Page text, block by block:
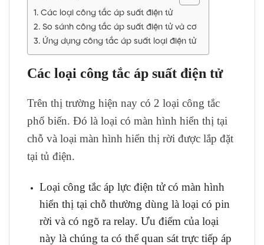
Các loại công tắc áp suất điện tử
So sánh công tắc áp suất điện tử và cơ
Ứng dụng công tắc áp suất loại điện tử
Các loại công tắc áp suất điện tử
Trên thị trường hiện nay có 2 loại công tắc
phổ biến. Đó là loại có màn hình hiển thị tại
chỗ và loại màn hình hiển thị rời được lắp đặt
tại tủ điện.
Loại công tắc áp lực điện tử có màn hình
hiển thị tại chỗ thường dùng là loại có pin
rời và có ngõ ra relay. Ưu điểm của loại
này là chúng ta có thể quan sát trực tiếp áp